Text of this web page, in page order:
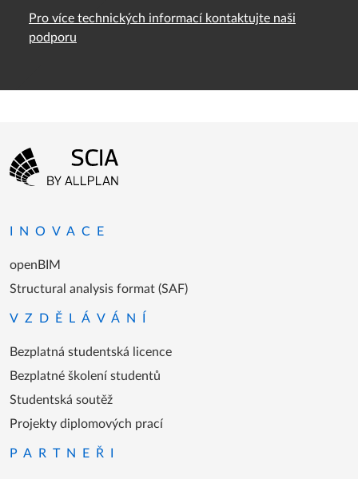
Pro více technických informací kontaktujte naši
podporu
Menu patičky
INOVACE
openBIM
Structural analysis format (SAF)
VZDĚLÁVÁNÍ
Bezplatná studentská licence
Bezplatné školení studentů
Studentská soutěž
Projekty diplomových prací
PARTNEŘI